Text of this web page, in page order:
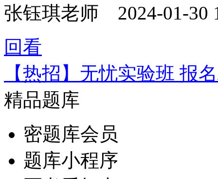
张钰琪老师 2024-01-30
回看
【热招】无忧实验班 报
精品题库
密题库会员
题库小程序